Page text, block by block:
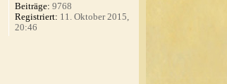
Beiträge: 9768
Registriert: 11. Oktober 2015,
20:46